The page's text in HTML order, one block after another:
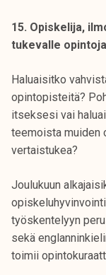
15. Opiskelija,
tukevalle
Haluaisitko
opintopisteitä?
itseksesi vai
teemoista muiden
vertaistukea?
Joulukuun
työskentelyyn
sekä
toimii